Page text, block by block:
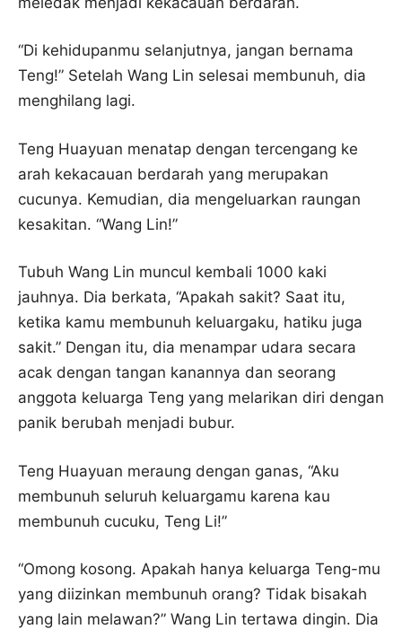
“Di kehidupanmu selanjutnya, jangan bernama
Teng!” Setelah Wang Lin selesai membunuh, dia
menghilang lagi.
Teng Huayuan menatap dengan tercengang ke
arah kekacauan berdarah yang merupakan
cucunya. Kemudian, dia mengeluarkan raungan
kesakitan. “Wang Lin!”
Tubuh Wang Lin muncul kembali 1000 kaki
jauhnya. Dia berkata, “Apakah sakit? Saat itu,
ketika kamu membunuh keluargaku, hatiku juga
sakit.” Dengan itu, dia menampar udara secara
acak dengan tangan kanannya dan seorang
anggota keluarga Teng yang melarikan diri dengan
panik berubah menjadi bubur.
Teng Huayuan meraung dengan ganas, “Aku
membunuh seluruh keluargamu karena kau
membunuh cucuku, Teng Li!”
“Omong kosong. Apakah hanya keluarga Teng-mu
yang diizinkan membunuh orang? Tidak bisakah
yang lain melawan?” Wang Lin tertawa dingin. Dia